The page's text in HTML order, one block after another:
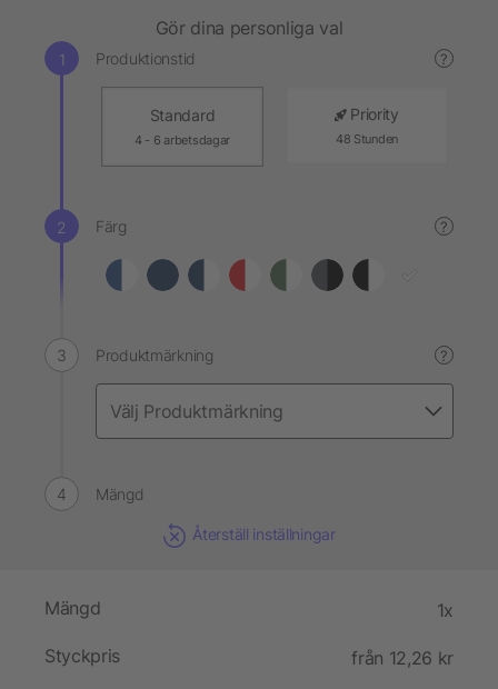
Gör dina personliga val
Produktionstid ?
Standard
4 - 6 arbetsdagar
Priority
48 Stunden
Färg ?
Produktmärkning ?
Mängd
Återställ inställningar
Mängd 1x
Styckpris
från 12,26 kr